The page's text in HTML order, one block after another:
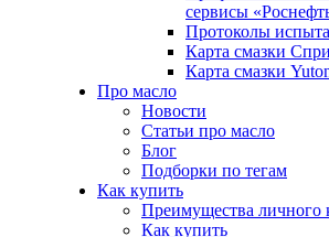
сервисы
Протоколы
Карта смазки
Карта смазки
Про масло
Новости
Статьи про масло
Блог
Подборки по тегам
Как купить
Преимущества личного
Как купить